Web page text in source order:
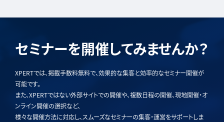
セミナーを開催してみませんか？
XPERTでは、掲載手数料無料で、効果的な集客と効率的なセミナー開催が
可能です。
また、XPERTではない外部サイトでの開催や、複数日程の開催、現地開催・オ
ンライン開催の選択など、
様々な開催方法に対応し、スムーズなセミナーの集客・運営をサポートしま